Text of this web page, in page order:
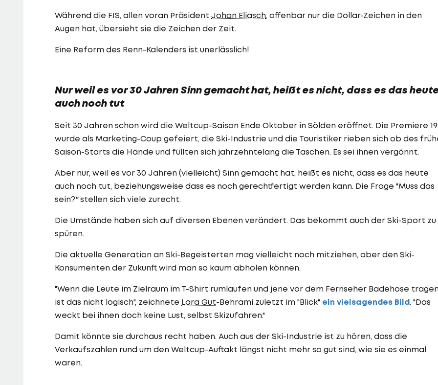
Während die FIS, allen voran Präsident Johan Eliasch, offenbar nur die Dollar-Zeichen in den
Augen hat, übersieht sie die Zeichen der Zeit.
Eine Reform des Renn-Kalenders ist unerlässlich!
Nur weil es vor 30 Jahren Sinn gemacht hat, heißt es nicht, dass es das
auch noch tut
Seit 30 Jahren schon wird die Weltcup-Saison Ende Oktober in Sölden eröffnet. Die Premiere
wurde als Marketing-Coup gefeiert, die Ski-Industrie und die Touristiker rieben sich ob des
Saison-Starts die Hände und füllten sich jahrzehntelang die Taschen. Es sei ihnen vergönnt.
Aber nur, weil es vor 30 Jahren (vielleicht) Sinn gemacht hat, heißt es nicht, dass es das heute
auch noch tut, beziehungsweise dass es noch gerechtfertigt werden kann. Die Frage "Muss das
sein?"stellen sich viele zurecht.
Die Umstände haben sich auf diversen Ebenen verändert. Das bekommt auch der Ski-Sport zu
spüren.
Die aktuelle Generation an Ski-Begeisterten mag vielleicht noch mitziehen, aber den Ski-
Konsumenten der Zukunft wird man so kaum abholen können.
"Wenn die Leute im Zielraum im T-Shirt rumlaufen und jene vor dem Fernseher Badehose
ist das nicht logisch", zeichnete Lara Gut-Behrami zuletzt im "Blick" ein vielsagendes Bild. "Das
weckt bei ihnen doch keine Lust, selbst Skizufahren."
Damit könnte sie durchaus recht haben. Auch aus der Ski-Industrie ist zu hören, dass die
Verkaufszahlen rund um den Weltcup-Auftakt längst nicht mehr so gut sind, wie sie es einmal
waren.